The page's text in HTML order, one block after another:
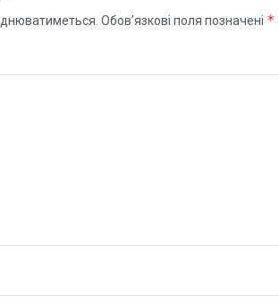
Обов’язкові поля позначені *